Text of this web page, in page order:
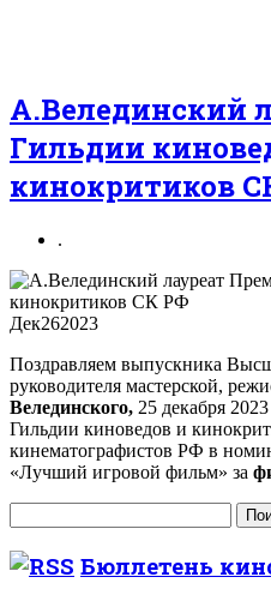
А.Велединский
Гильдии
кинокритиков
.
Дек262023
Поздравляем выпускника
руководителя мастерской,
Велединского, 25 декабря
Гильдии киноведов и
кинематографистов РФ в
«Лучший игровой фильм» за
Бюллетень